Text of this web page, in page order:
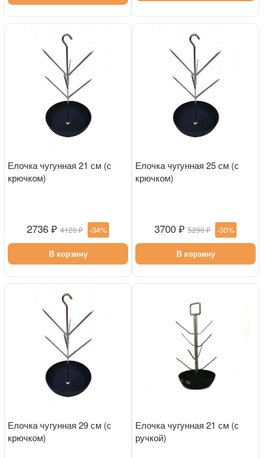
Елочка чугунная 21 см (с
крючком)
2736 ₽ 4120 ₽ -34%
В корзину
Елочка чугунная 25 см (с
крючком)
3700 ₽ 5290 ₽ -30%
В корзину
Елочка чугунная 29 см (с
крючком)
Елочка чугунная 21 см (с
ручкой)